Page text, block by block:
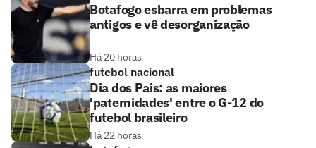
Botafogo esbarra em problemas
antigos e vê desorganização
Há 20 horas
futebol nacional
Dia dos Pais: as maiores
'paternidades' entre o G-12 do
futebol brasileiro
Há 22 horas